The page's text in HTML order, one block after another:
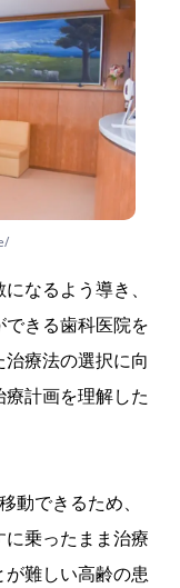
なるよう導き、
きる歯科医院を
療法の選択に向
計画を理解した
動できるため、
乗ったまま治療
が難しい高齢の患